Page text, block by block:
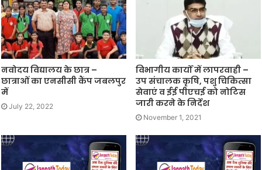
नवोदय विद्यालय के छात्र –
छात्राओं का एनसीसी कैंप जबलपुर
में
July 22, 2022
विभागीय कार्याें में लापरवाही –
उप संचालक कृषि, पशु चिकित्सा
सेवाएं व ईई पीएचई को नोटिस
जारी करने के निर्देश
November 1, 2021